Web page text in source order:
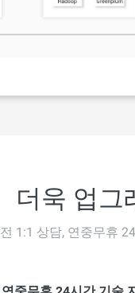
더욱 업그
1:1 상담, 연중무휴